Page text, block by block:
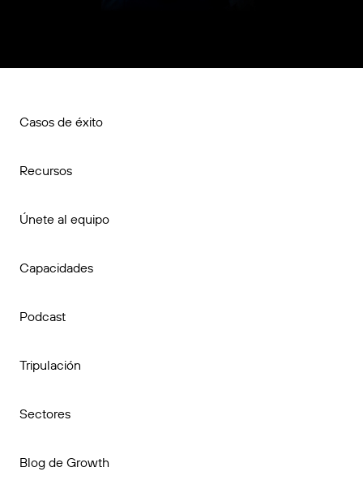
Casos de éxito
Recursos
Únete al equipo
Capacidades
Podcast
Tripulación
Sectores
Blog de Growth